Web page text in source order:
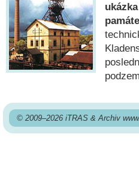
© 2009–2026 iTRAS & Archiv